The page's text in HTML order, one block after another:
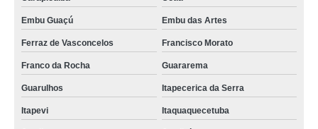
Embu Guaçú Embu das Artes
Ferraz de Vasconcelos Francisco Morato
Franco da Rocha Guararema
Guarulhos Itapecerica da Serra
Itapevi Itaquaquecetuba